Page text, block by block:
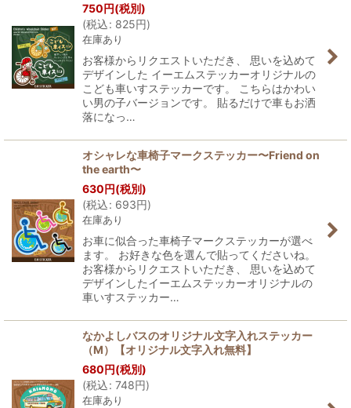
750円(税別)
(税込: 825円)
在庫あり
お客様からリクエストいただき、 思いを込めて
デザインした イーエムステッカーオリジナルの
こども車いすステッカーです。 こちらはかわい
い男の子バージョンです。 貼るだけで車もお洒
落になっ…
オシャレな車椅子マークステッカー〜Friend on
the earth〜
630円(税別)
(税込: 693円)
在庫あり
お車に似合った車椅子マークステッカーが選べ
ます。 お好きな色を選んで貼ってくださいね。
お客様からリクエストいただき、 思いを込めて
デザインしたイーエムステッカーオリジナルの
車いすステッカー…
なかよしバスのオリジナル文字入れステッカー
（M）【オリジナル文字入れ無料】
680円(税別)
(税込: 748円)
在庫あり